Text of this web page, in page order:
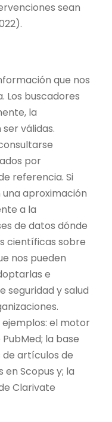
sean
).
que nos
Los buscadores
la
válidas.
por
referencia. Si
aproximación
a la
de datos dónde
científicas sobre
nos pueden
e
seguridad y salud
el motor
la base
artículos de
en Scopus y; la
Clarivate